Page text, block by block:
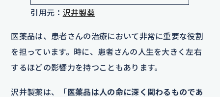
引用元： 沢井製薬
医薬品は、患者さんの治療において非常に重要な役割
を担っています。時に、患者さんの人生を大きく左右
するほどの影響力を持つこともあります。
沢井製薬は、「医薬品は人の命に深く関わるものであ